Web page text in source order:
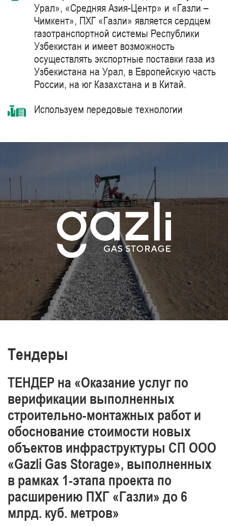
Урал», «Средняя Азия-Центр» и «Газли –
Чимкент», ПХГ «Газли» является сердцем
газотранспортной системы Республики
Узбекистан и имеет возможность
осуществлять экспортные поставки газа из
Узбекистана на Урал, в Европейскую часть
России, на юг Казахстана и в Китай.
Используем передовые технологии
агрегатов единичной мощностью 41 МВт
производства компании Siemens Energy –
мирового лидера в области поставки
продуктов, решений, систем и технологий
для добычи, переработки и
транспортировки нефти и газа,
производства энергии и тепла
Постоянно повышаем уровень знаний и
обеспечиваем промышленную
безопасность, охрану труда и окружающей
среды.
профессионализма наших работников
Тендеры
ТЕНДЕР на «Оказание услуг по
верификации выполненных
строительно-монтажных работ и
обоснование стоимости новых
объектов инфраструктуры СП ООО
«Gazli Gas Storage», выполненных
в рамках 1-этапа проекта по
расширению ПХГ «Газли» до 6
млрд. куб. метров»